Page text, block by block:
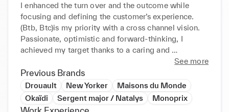
I enhanced the turn over and the outcome while
focusing and defining the customer’s experience.
(Btb, Btc)is my priority with a cross channel vision.
Passionate, optimistic and forward-thinking, I
achieved my target thanks to a caring and
Je dispose d’une double expertise en tant que
See more
Previous Brands
Drouault New Yorker
Maisons du Monde
Okaïdi
Sergent major / Natalys Monoprix